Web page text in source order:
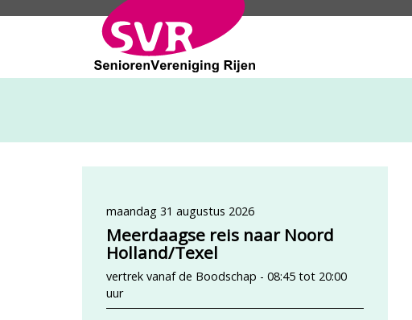
maandag 31 augustus 2026
Meerdaagse reis naar Noord
Holland/Texel
vertrek vanaf de Boodschap - 08:45 tot 20:00
uur